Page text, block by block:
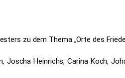
zu dem Thema „Orte des
Joscha Heinrichs, Carina Koch,